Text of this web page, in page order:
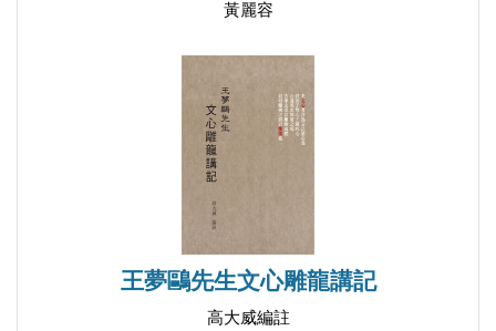
黃麗容
王夢鷗先生文心雕龍講記
高大威編註